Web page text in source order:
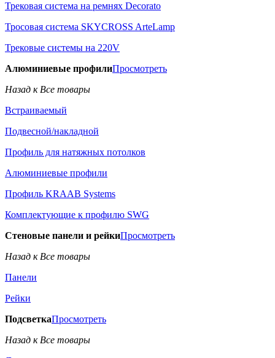
Трековая система на ремнях Decorato
Тросовая система SKYCROSS ArteLamp
Трековые системы на 220V
Алюминиевые профилиПросмотреть
Назад к Все товары
Встраиваемый
Подвесной/накладной
Профиль для натяжных потолков
Алюминиевые профили
Профиль KRAAB Systems
Комплектующие к профилю SWG
Стеновые панели и рейкиПросмотреть
Назад к Все товары
Панели
Рейки
ПодсветкаПросмотреть
Назад к Все товары